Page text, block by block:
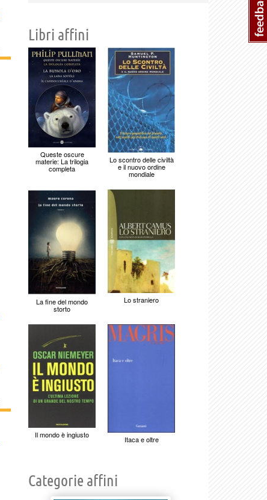
Libri affini
Queste oscure
materie: La trilogia
completa
Lo scontro delle civiltà
e il nuovo ordine
mondiale
La fine del mondo
storto
Lo straniero
Il mondo è ingiusto
Itaca e oltre
Categorie affini